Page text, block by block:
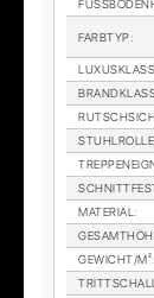
FARB­TYP:
MA­TE­RI­AL:
GE­WICHT/M²: